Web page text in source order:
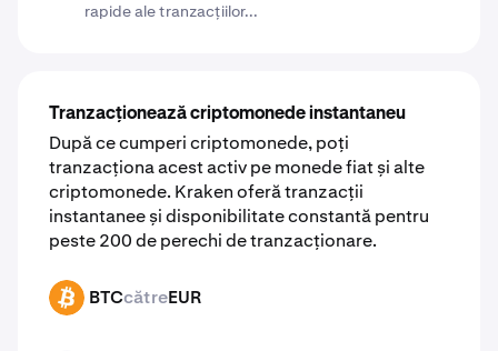
rapide ale tranzacțiilor...
Tranzacționează criptomonede instantaneu
După ce cumperi criptomonede, poți
tranzacționa acest activ pe monede fiat și alte
criptomonede. Kraken oferă tranzacții
instantanee și disponibilitate constantă pentru
peste 200 de perechi de tranzacționare.
BTC BTCcătreEUR